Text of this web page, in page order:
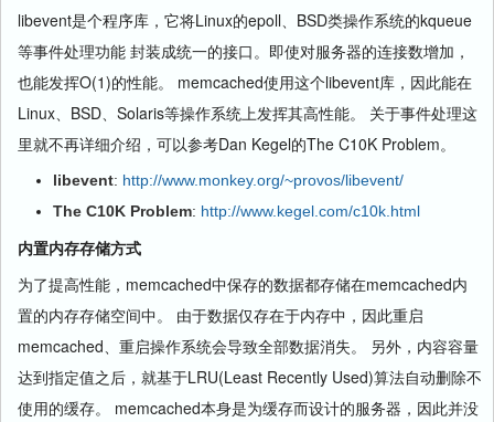
libevent是个程序库，它将Linux的epoll、BSD类操作系统的kqueue
等事件处理功能 封装成统一的接口。即使对服务器的连接数增加，
也能发挥O(1)的性能。 memcached使用这个libevent库，因此能在
Linux、BSD、Solaris等操作系统上发挥其高性能。 关于事件处理这
里就不再详细介绍，可以参考Dan Kegel的The C10K Problem。
libevent: http://www.monkey.org/~provos/libevent/
The C10K Problem: http://www.kegel.com/c10k.html
内置内存存储方式
为了提高性能，memcached中保存的数据都存储在memcached内
置的内存存储空间中。 由于数据仅存在于内存中，因此重启
memcached、重启操作系统会导致全部数据消失。 另外，内容容量
达到指定值之后，就基于LRU(Least Recently Used)算法自动删除不
使用的缓存。 memcached本身是为缓存而设计的服务器，因此并没